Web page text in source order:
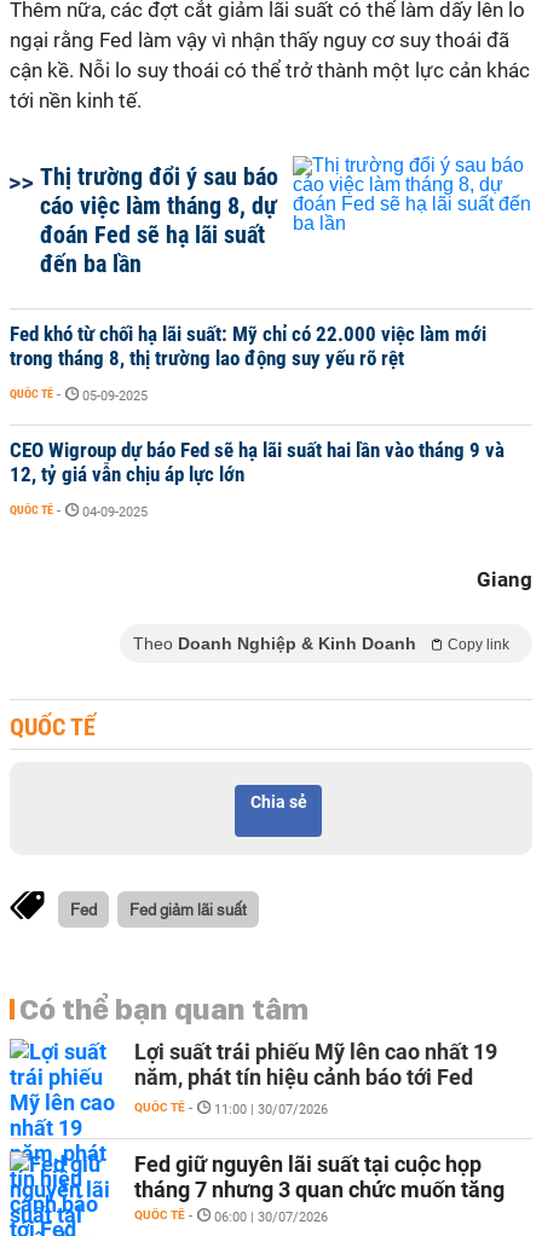
Thêm nữa, các đợt cắt giảm lãi suất có thể làm dấy lên lo
ngại rằng Fed làm vậy vì nhận thấy nguy cơ suy thoái đã
cận kề. Nỗi lo suy thoái có thể trở thành một lực cản khác
tới nền kinh tế.
Thị trường đổi ý sau báo
cáo việc làm tháng 8, dự
đoán Fed sẽ hạ lãi suất
đến ba lần
Fed khó từ chối hạ lãi suất: Mỹ chỉ có 22.000 việc làm mới
trong tháng 8, thị trường lao động suy yếu rõ rệt
QUỐC TẾ - 05-09-2025
CEO Wigroup dự báo Fed sẽ hạ lãi suất hai lần vào tháng 9 và
12, tỷ giá vẫn chịu áp lực lớn
QUỐC TẾ - 04-09-2025
Giang
Theo Doanh Nghiệp & Kinh Doanh Copy link
QUỐC TẾ
Chia sẻ
Fed Fed giảm lãi suất
Có thể bạn quan tâm
Lợi suất trái phiếu Mỹ lên cao nhất 19
năm, phát tín hiệu cảnh báo tới Fed
QUỐC TẾ - 11:00 | 30/07/2026
Fed giữ nguyên lãi suất tại cuộc họp
tháng 7 nhưng 3 quan chức muốn tăng
QUỐC TẾ - 06:00 | 30/07/2026